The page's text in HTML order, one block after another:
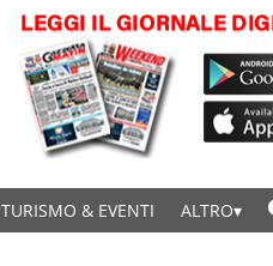
TURISMO & EVENTI ALTRO